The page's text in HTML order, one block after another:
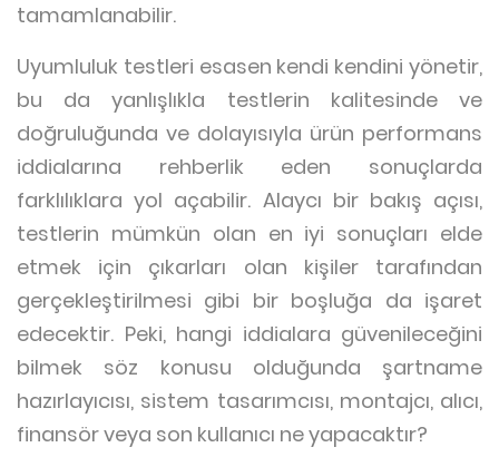
tamamlanabilir.
Uyumluluk testleri esasen kendi kendini yönetir,
bu da yanlışlıkla testlerin kalitesinde ve
doğruluğunda ve dolayısıyla ürün performans
iddialarına rehberlik eden sonuçlarda
farklılıklara yol açabilir. Alaycı bir bakış açısı,
testlerin mümkün olan en iyi sonuçları elde
etmek için çıkarları olan kişiler tarafından
gerçekleştirilmesi gibi bir boşluğa da işaret
edecektir. Peki, hangi iddialara güvenileceğini
bilmek söz konusu olduğunda şartname
hazırlayıcısı, sistem tasarımcısı, montajcı, alıcı,
finansör veya son kullanıcı ne yapacaktır?